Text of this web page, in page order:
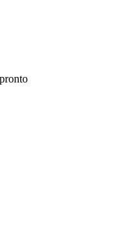
pronto